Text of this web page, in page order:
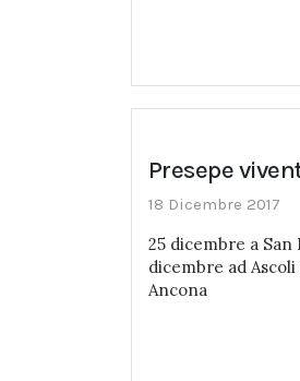
Presepe
18 Dicembre 2017
25 dicembre a
dicembre ad
Ancona